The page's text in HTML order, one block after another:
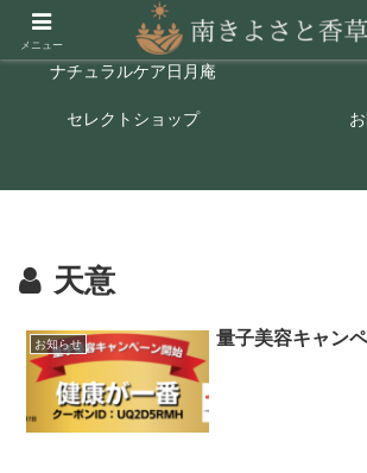
ホーム
ナチュラルケア日月庵
セレクトショップ
天意
お知らせ 量子美容キャン
メニュー